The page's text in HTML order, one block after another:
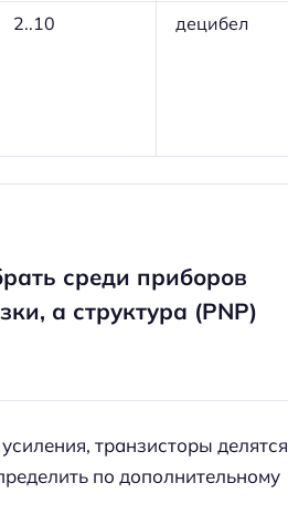
2..10 децибел
среди приборов
а структура (PNP)
транзисторы делятся
по дополнительному